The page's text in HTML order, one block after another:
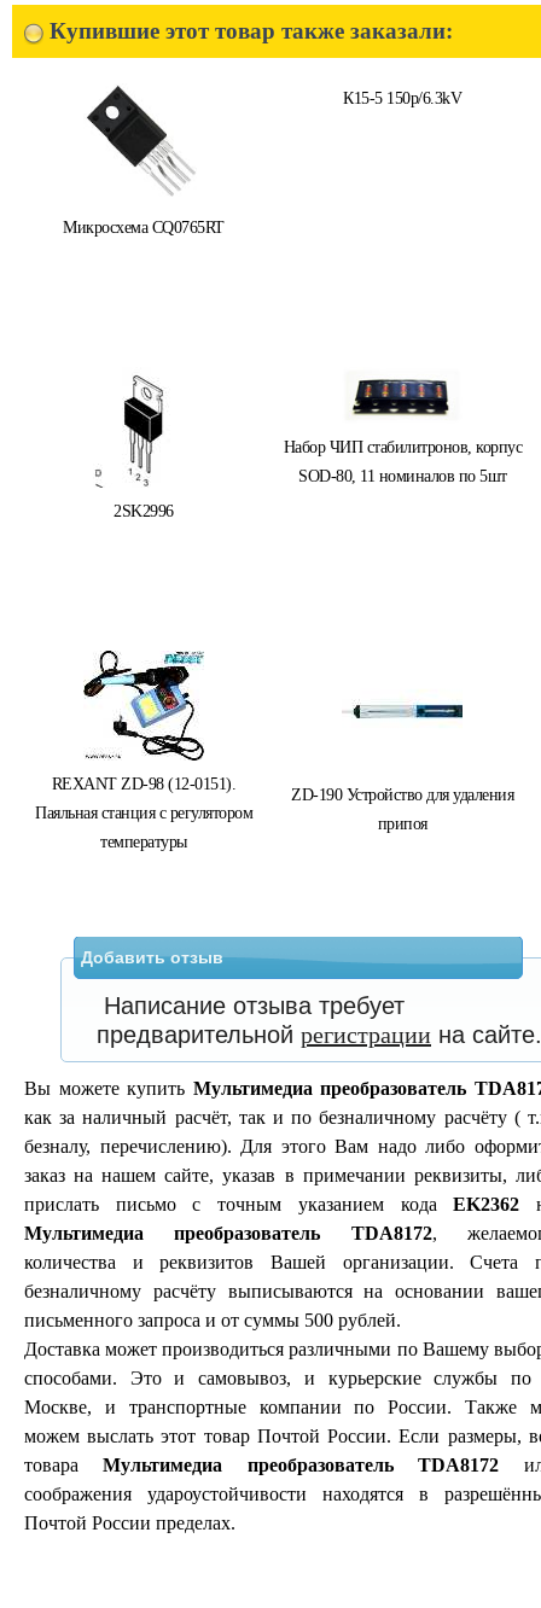
Купившие этот товар также заказали:
Микросхема CQ0765RT
К15-5 150p/6.3kV
2SK2996
Набор ЧИП стабилитронов, корпус
SOD-80, 11 номиналов по 5шт
REXANT ZD-98 (12-0151).
Паяльная станция с регулятором
температуры
ZD-190 Устройство для удаления
припоя
Добавить отзыв
Написание отзыва требует
предварительной регистрации на сайте.
Вы можете купить Мультимедиа преобразователь
как за наличный расчёт, так и по безналичному расчёту (
безналу, перечислению). Для этого Вам надо либо
заказ на нашем сайте, указав в примечании реквизиты,
прислать письмо с точным указанием кодаEK2362
Мультимедиа преобразователь TDA8172,
количества и реквизитов Вашей организации. Счета
безналичному расчёту выписываются на основании
письменного запроса и от суммы 500 рублей.
Доставка может производиться различными по Вашему
способами. Это и самовывоз, и курьерские службы по
Москве, и транспортные компании по России. Также
можем выслать этот товар Почтой России. Если размеры,
товараМультимедиа преобразователь TDA8172
соображения удароустойчивости находятся в
Почтой России пределах.